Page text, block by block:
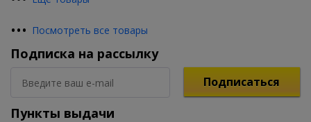
••• Посмотреть все товары
Подписка на рассылку
Подписаться
Пункты выдачи